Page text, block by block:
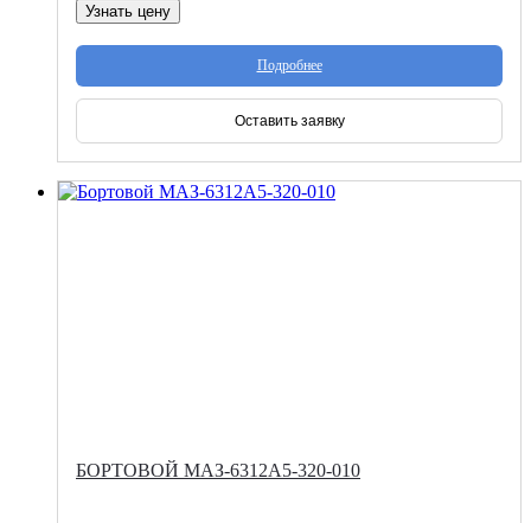
Узнать цену
Подробнее
Оставить заявку
БОРТОВОЙ МАЗ-6312А5-320-010